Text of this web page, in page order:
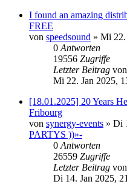
I found an amazing
FREE
von speedsound » Mi 22.
0 Antworten
19556 Zugriffe
Letzter Beitrag von
Mi 22. Jan 2025,
[18.01.2025] 20 Years
Fribourg
von synergy-events » Di
PARTYS ))»-
0 Antworten
26559 Zugriffe
Letzter Beitrag von
Di 14. Jan 2025,